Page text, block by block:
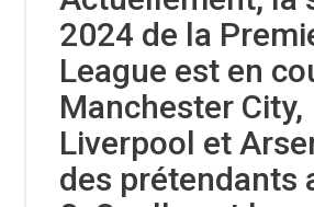
2024 de la
League est en
Manchester City,
Liverpool et
des prétendants